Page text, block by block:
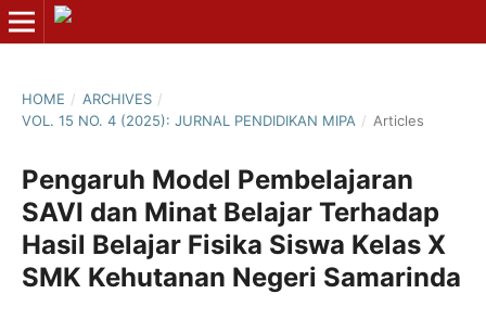
HOME / ARCHIVES /
VOL. 15 NO. 4 (2025): JURNAL PENDIDIKAN MIPA / Articles
Pengaruh Model Pembelajaran
SAVI dan Minat Belajar Terhadap
Hasil Belajar Fisika Siswa Kelas X
SMK Kehutanan Negeri Samarinda